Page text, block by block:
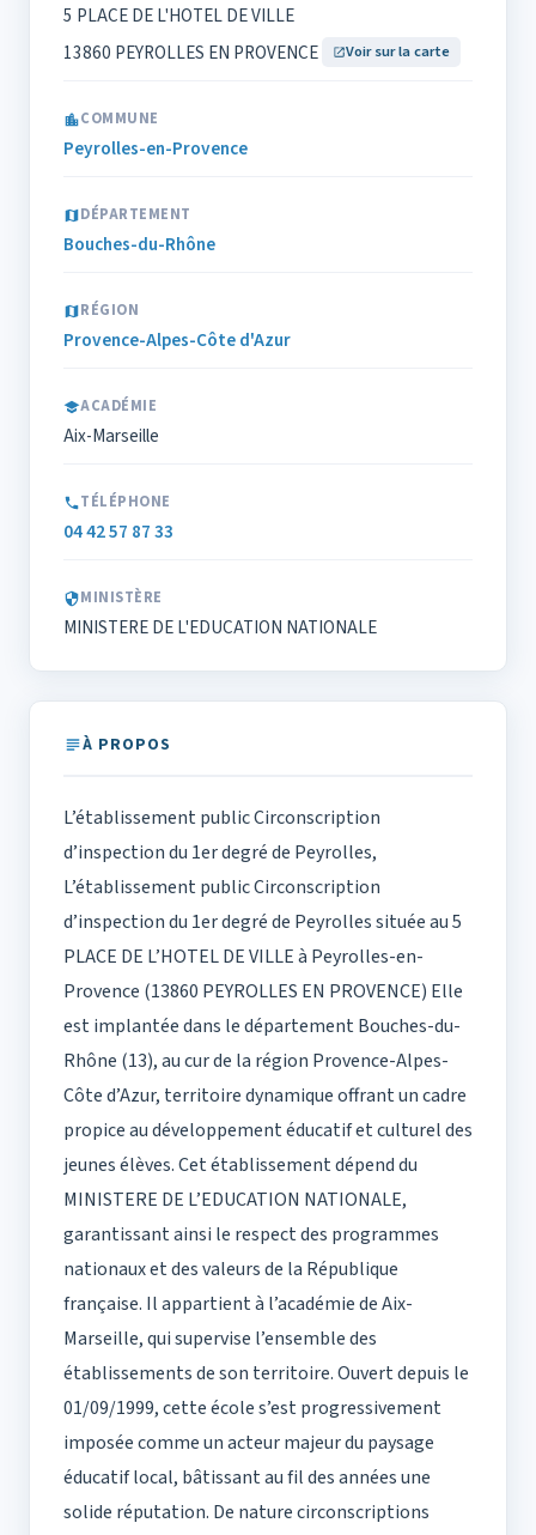
5 PLACE DE L'HOTEL DE VILLE
13860 PEYROLLES EN PROVENCE
Voir sur la carte
COMMUNE
Peyrolles-en-Provence
DÉPARTEMENT
Bouches-du-Rhône
RÉGION
Provence-Alpes-Côte d'Azur
ACADÉMIE
Aix-Marseille
TÉLÉPHONE
04 42 57 87 33
MINISTÈRE
MINISTERE DE L'EDUCATION NATIONALE
À PROPOS
L’établissement public Circonscription
d’inspection du 1er degré de Peyrolles,
L’établissement public Circonscription
d’inspection du 1er degré de Peyrolles située au 5
PLACE DE L’HOTEL DE VILLE à Peyrolles-en-
Provence (13860 PEYROLLES EN PROVENCE) Elle
est implantée dans le département Bouches-du-
Rhône (13), au cur de la région Provence-Alpes-
Côte d’Azur, territoire dynamique offrant un cadre
propice au développement éducatif et culturel des
jeunes élèves. Cet établissement dépend du
MINISTERE DE L’EDUCATION NATIONALE,
garantissant ainsi le respect des programmes
nationaux et des valeurs de la République
française. Il appartient à l’académie de Aix-
Marseille, qui supervise l’ensemble des
établissements de son territoire. Ouvert depuis le
01/09/1999, cette école s’est progressivement
imposée comme un acteur majeur du paysage
éducatif local, bâtissant au fil des années une
solide réputation. De nature circonscriptions